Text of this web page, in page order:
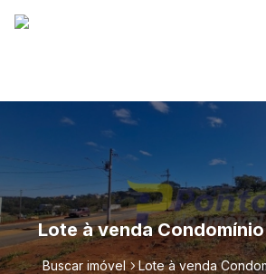
Lote à venda
Buscar imóvel Lote à venda